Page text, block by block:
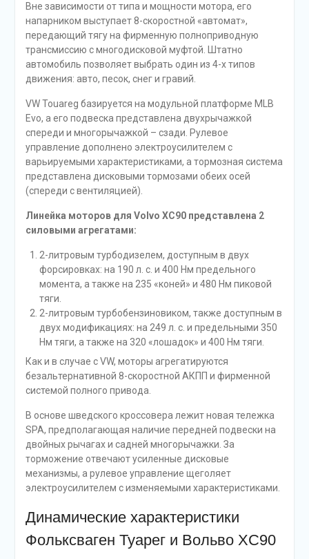
Вне зависимости от типа и мощности мотора, его
напарником выступает 8-скоростной «автомат»,
передающий тягу на фирменную полноприводную
трансмиссию с многодисковой муфтой. Штатно
автомобиль позволяет выбрать один из 4-х типов
движения: авто, песок, снег и гравий.
VW Touareg базируется на модульной платформе МLВ
Еvо, а его подвеска представлена двухрычажкой
спереди и многорычажкой – сзади. Рулевое
управление дополнено электроусилителем с
варьируемыми характеристиками, а тормозная система
представлена дисковыми тормозами обеих осей
(спереди с вентиляцией).
Линейка моторов для Volvo XC90 представлена 2
силовыми агрегатами:
2-литровым турбодизелем, доступным в двух
форсировках: на 190 л. с. и 400 Нм предельного
момента, а также на 235 «коней» и 480 Нм пиковой
тяги.
2-литровым турбобензиновиком, также доступным в
двух модификациях: на 249 л. с. и предельными 350
Нм тяги, а также на 320 «лошадок» и 400 Нм тяги.
Как и в случае с VW, моторы агрегатируются
безальтернативной 8-скоростной АКПП и фирменной
системой полного привода.
В основе шведского кроссовера лежит новая тележка
SPA, предполагающая наличие передней подвески на
двойных рычагах и садней многорычажки. За
торможение отвечают усиленные дисковые
механизмы, а рулевое управление щеголяет
электроусилителем с изменяемыми характеристиками.
Динамические характеристики
Фольксваген Туарег и Вольво XC90